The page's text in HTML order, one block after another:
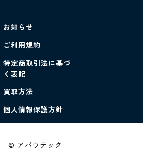
お知らせ
ご利用規約
特定商取引法に基づ
く表記
買取方法
個人情報保護方針
© アバウテック